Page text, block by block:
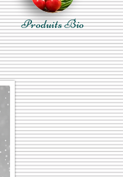
Produits Bio